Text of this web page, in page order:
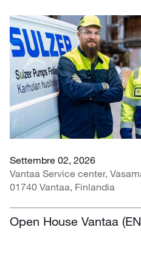
Settembre 02, 2026
Vantaa Service center,
01740 Vantaa, Finlandia
Open House Vantaa